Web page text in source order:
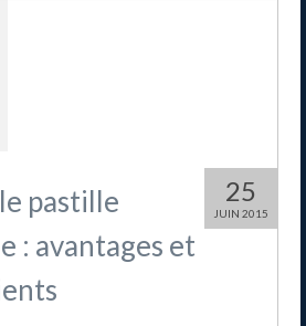
25
JUIN 2015
pastille
: avantages et